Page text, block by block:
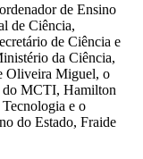
de Ensino
de Ciência,
de Ciência e
da Ciência,
Oliveira Miguel, o
do MCTI, Hamilton
e o
do Estado, Fraide